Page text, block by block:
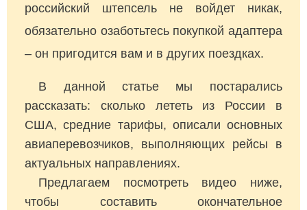
российский штепсель не войдет никак,
обязательно озаботьтесь покупкой адаптера
– он пригодится вам и в других поездках.
В данной статье мы постарались
рассказать: сколько лететь из России в
США, средние тарифы, описали основных
авиаперевозчиков, выполняющих рейсы в
актуальных направлениях.
Предлагаем посмотреть видео ниже,
чтобы составить окончательное